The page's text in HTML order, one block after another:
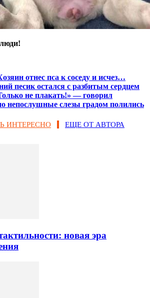
отнес пса к соседу и исчез…
песик остался с разбитым сердцем
не плакать!» — говорил
непослушные слезы градом полились
ИНТЕРЕСНО ЕЩЕ ОТ АВТОРА
новая эра